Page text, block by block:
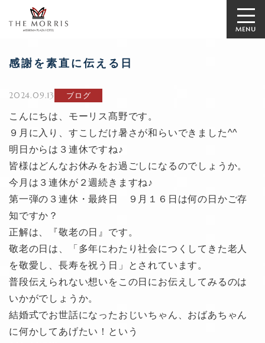
MENU
感謝を素直に伝える日
2024.09.13 ブログ
こんにちは、モーリス髙野です。
９月に入り、すこしだけ暑さが和らいできました^^
明日からは３連休ですね♪
皆様はどんなお休みをお過ごしになるのでしょうか。
今月は３連休が２週続きますね♪
第一弾の３連休・最終日 ９月１６日は何の日かご存
知ですか？
正解は、『敬老の日』です。
敬老の日は、「多年にわたり社会につくしてきた老人
を敬愛し、長寿を祝う日」とされています。
普段伝えられない想いをこの日にお伝えしてみるのは
いかがでしょうか。
結婚式でお世話になったおじいちゃん、おばあちゃん
に何かしてあげたい！という